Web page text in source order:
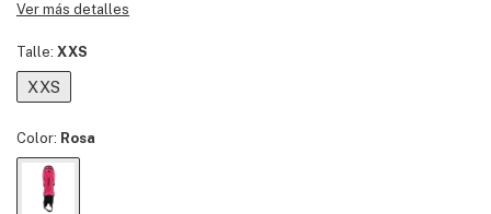
Ver más detalles
Talle: XXS
XXS
Color: Rosa